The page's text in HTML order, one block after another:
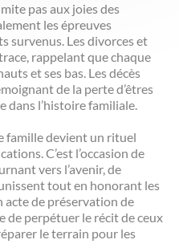
pas aux joies des
les épreuves
survenus. Les divorces et
rappelant que chaque
et ses bas. Les décès
de la perte d’êtres
dans l’histoire familiale.
famille devient un rituel
C’est l’occasion de
vers l’avenir, de
tout en honorant les
acte de préservation de
de perpétuer le récit de ceux
le terrain pour les